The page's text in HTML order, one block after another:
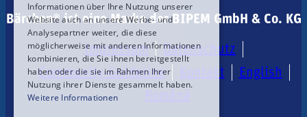
Bärchen® ist eine Marke der BIPEM GmbH & Co. KG
Impressum
Datenschutz
Community-Guideline
Kontakt
English
Română
Informationen über Ihre Nutzung unserer
Website auch an unsere Werbe- und
Analysepartner weiter, die diese
möglicherweise mit anderen Informationen
kombinieren, die Sie ihnen bereitgestellt
haben oder die sie im Rahmen Ihrer
Nutzung ihrer Dienste gesammelt haben.
Weitere Informationen